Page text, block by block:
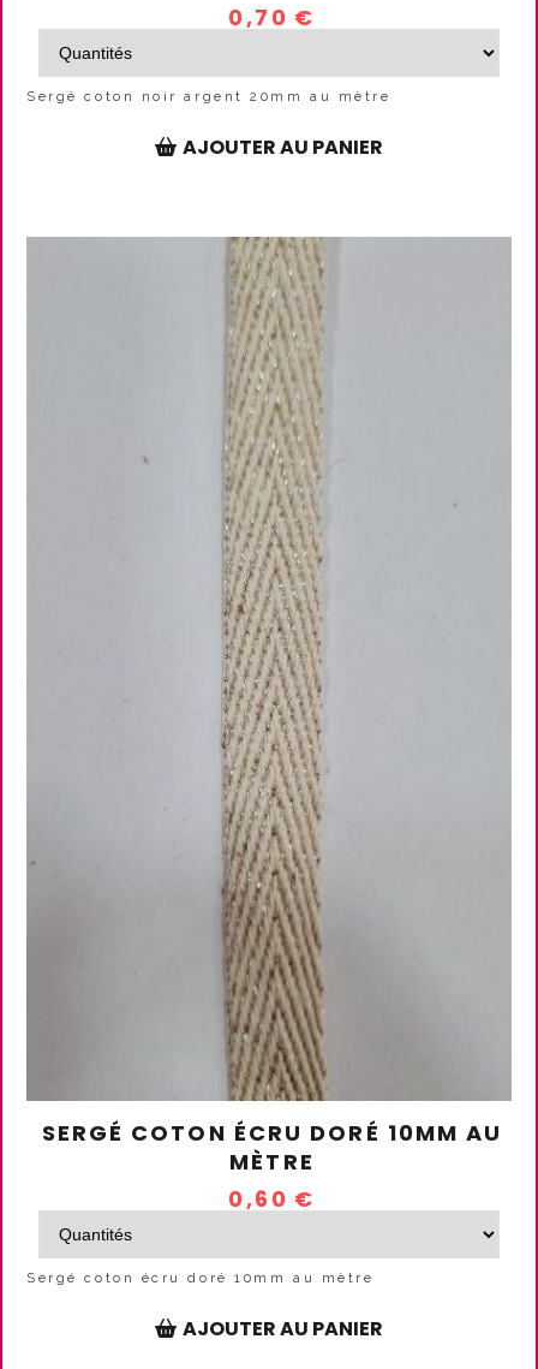
0,70 €
Sergé coton noir argent 20mm au mètre
AJOUTER AU PANIER
SERGÉ COTON ÉCRU DORÉ 10MM AU
MÈTRE
0,60 €
Sergé coton écru doré 10mm au mètre
AJOUTER AU PANIER